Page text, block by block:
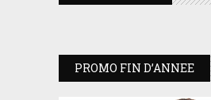
PROMO FIN D’ANNEE